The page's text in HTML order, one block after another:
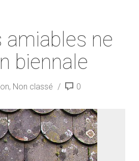
amiables ne
biennale
, Non classé 0